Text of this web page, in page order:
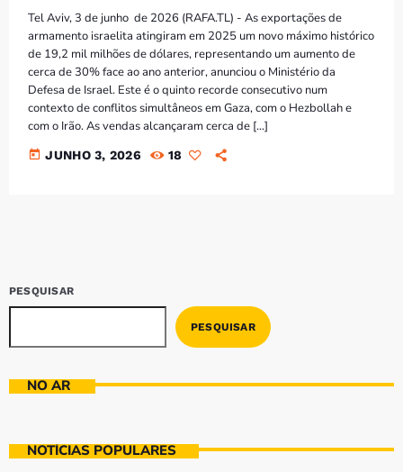
Tel Aviv, 3 de junho de 2026 (RAFA.TL) - As exportações de
armamento israelita atingiram em 2025 um novo máximo histórico
de 19,2 mil milhões de dólares, representando um aumento de
cerca de 30% face ao ano anterior, anunciou o Ministério da
Defesa de Israel. Este é o quinto recorde consecutivo num
contexto de conflitos simultâneos em Gaza, com o Hezbollah e
com o Irão. As vendas alcançaram cerca de […]
today JUNHO 3, 2026 18
PESQUISAR
PESQUISAR
NO AR
NOTÍCIAS POPULARES